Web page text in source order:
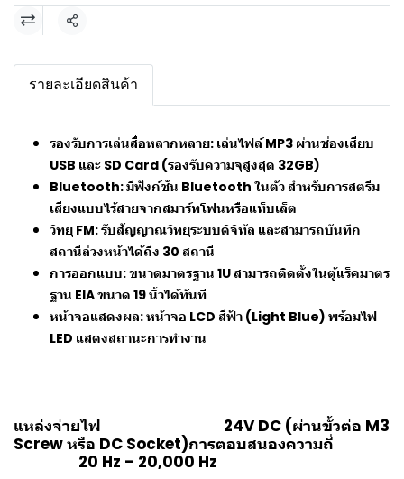
แชร์
รายละเอียดสินค้า
รองรับการเล่นสื่อหลากหลาย: เล่นไฟล์ MP3 ผ่านช่องเสียบ
USB และ SD Card (รองรับความจุสูงสุด 32GB)
Bluetooth: มีฟังก์ชัน Bluetooth ในตัว สำหรับการสตรีม
เสียงแบบไร้สายจากสมาร์ทโฟนหรือแท็บเล็ต
วิทยุ FM: รับสัญญาณวิทยุระบบดิจิทัล และสามารถบันทึก
สถานีล่วงหน้าได้ถึง 30 สถานี
การออกแบบ: ขนาดมาตรฐาน 1U สามารถติดตั้งในตู้แร็คมาตร
ฐาน EIA ขนาด 19 นิ้วได้ทันที
หน้าจอแสดงผล: หน้าจอ LCD สีฟ้า (Light Blue) พร้อมไฟ
LED แสดงสถานะการทำงาน
แหล่งจ่ายไฟ 24V DC (ผ่านขั้วต่อ M3
Screw หรือ DC Socket)การตอบสนองความถี่
20 Hz – 20,000 Hz